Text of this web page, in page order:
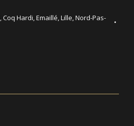
,Coq Hardi,Emaillé,Lille,Nord-Pas-